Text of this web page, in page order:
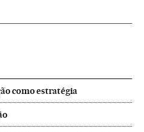
como estratégia